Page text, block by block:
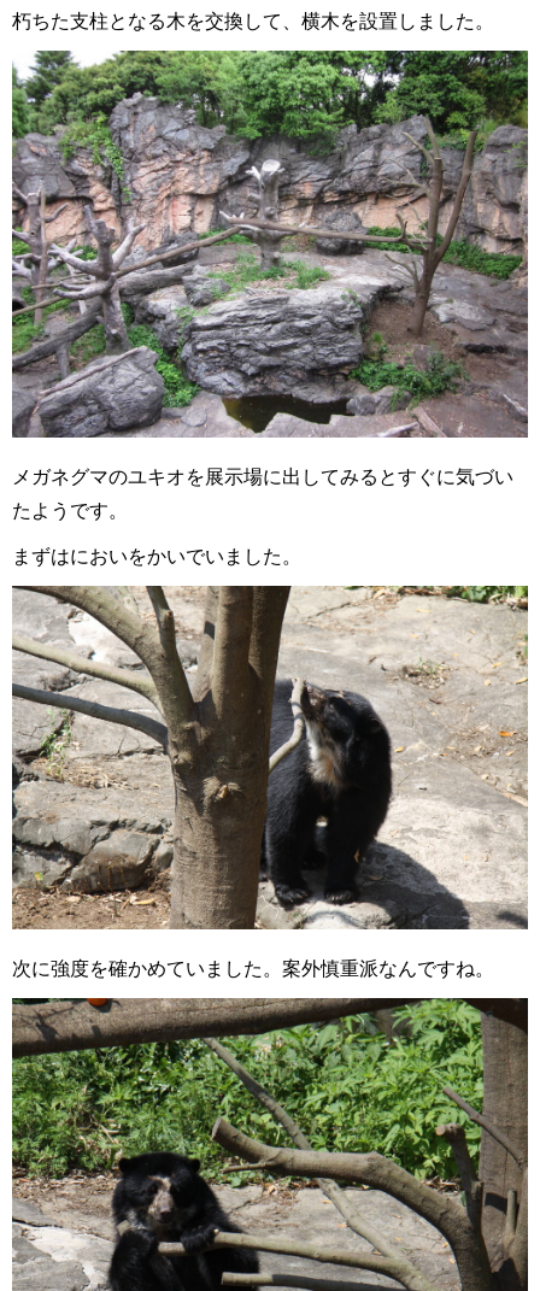
朽ちた支柱となる木を交換して、横木を設置しました。
メガネグマのユキオを展示場に出してみるとすぐに気づい
たようです。
まずはにおいをかいでいました。
次に強度を確かめていました。案外慎重派なんですね。